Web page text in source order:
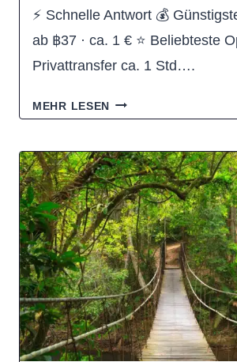
⚡ Schnelle Antwort 💰
ab ฿37 · ca. 1 € ⭐ Beliebteste
Privattransfer ca. 1 Std….
MEHR LESEN WIE
ICH
VON
RATCHABURI
NACH
BANGKOK?
(ALLE
OPTIONEN
2026)